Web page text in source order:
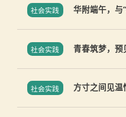
社会实践
华附端午，
社会实践
青春筑梦，
社会实践
方寸之间见温